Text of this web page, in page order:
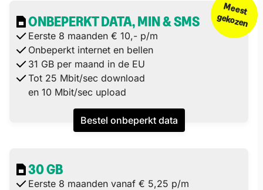
Meest
gekozen
ONBEPERKT DATA, MIN & SMS
Eerste 8 maanden € 10,- p/m
Onbeperkt internet en bellen
31 GB per maand in de EU
Tot 25 Mbit/sec download
en 10 Mbit/sec upload
Bestel onbeperkt data
30 GB
Eerste 8 maanden vanaf € 5,25 p/m